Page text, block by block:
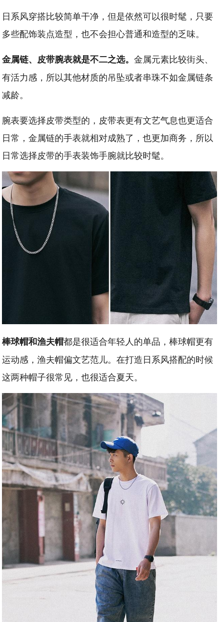
日系风穿搭比较简单干净，但是依然可以很时髦，只要
多些配饰装点造型，也不会担心普通和造型的乏味。
金属链、皮带腕表就是不二之选。金属元素比较街头、
有活力感，所以其他材质的吊坠或者串珠不如金属链条
减龄。
腕表要选择皮带类型的，皮带表更有文艺气息也更适合
日常，金属链的手表就相对成熟了，也更加商务，所以
日常选择皮带的手表装饰手腕就比较时髦。
棒球帽和渔夫帽都是很适合年轻人的单品，棒球帽更有
运动感，渔夫帽偏文艺范儿。在打造日系风搭配的时候
这两种帽子很常见，也很适合夏天。